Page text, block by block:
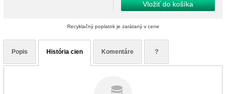
Vložiť do košíka
Recyklačný poplatok je zarátaný v cene
Popis História cien Komentáre ?